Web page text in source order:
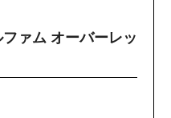
ァム オーバーレッ